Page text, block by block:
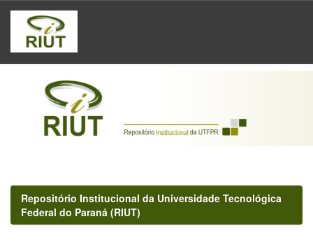
Skip
navigation
Repositório Institucional da Universidade Tecnológica
Federal do Paraná (RIUT)